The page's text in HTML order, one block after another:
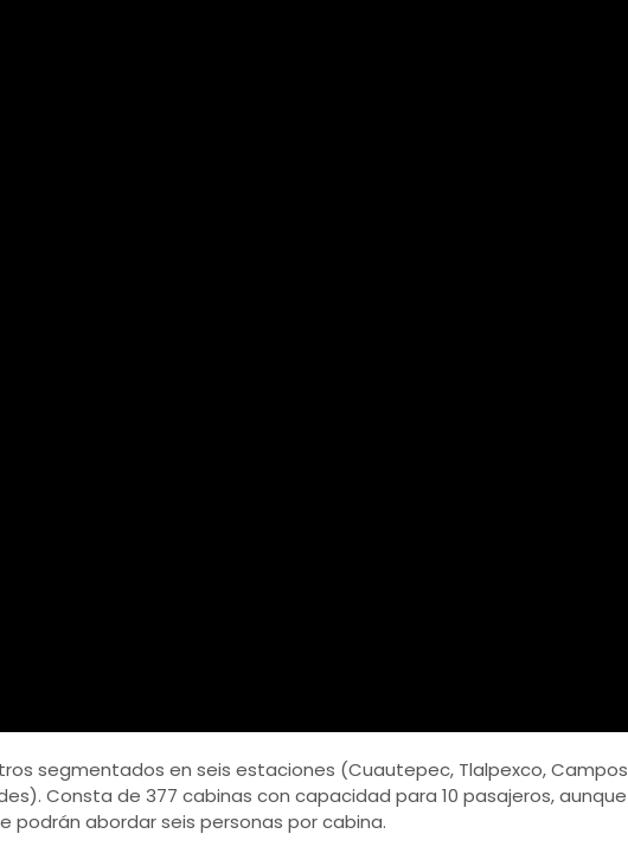
segmentados en seis estaciones (Cuautepec, Tlalpexco, Campos
Consta de 377 cabinas con capacidad para 10 pasajeros, aunque
abordar seis personas por cabina.